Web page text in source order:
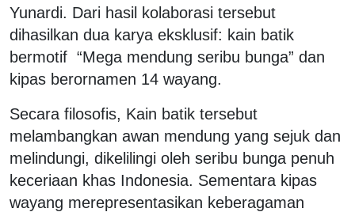
Yunardi. Dari hasil kolaborasi tersebut
dihasilkan dua karya eksklusif: kain batik
bermotif “Mega mendung seribu bunga” dan
kipas berornamen 14 wayang.
Secara filosofis, Kain batik tersebut
melambangkan awan mendung yang sejuk dan
melindungi, dikelilingi oleh seribu bunga penuh
keceriaan khas Indonesia. Sementara kipas
wayang merepresentasikan keberagaman